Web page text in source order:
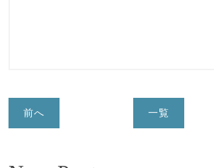
前へ 一覧